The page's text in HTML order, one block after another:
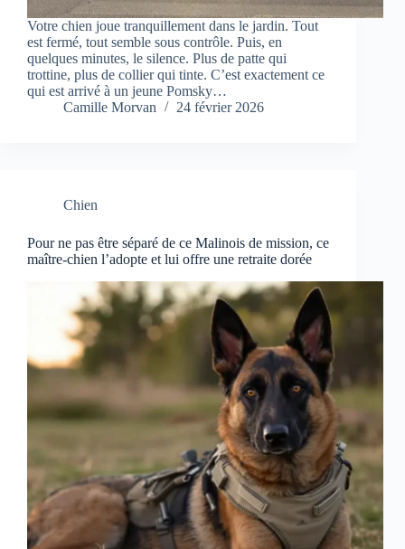
Votre chien joue tranquillement dans le jardin. Tout
est fermé, tout semble sous contrôle. Puis, en
quelques minutes, le silence. Plus de patte qui
trottine, plus de collier qui tinte. C’est exactement ce
qui est arrivé à un jeune Pomsky…
Camille Morvan
24 février 2026
Chien
Pour ne pas être séparé de ce Malinois de mission, ce
maître-chien l’adopte et lui offre une retraite dorée